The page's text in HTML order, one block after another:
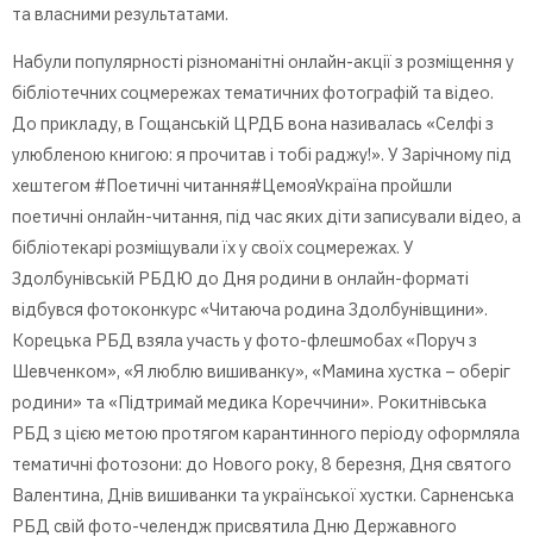
та власними результатами.
Набули популярності різноманітні онлайн-акції з розміщення у
бібліотечних соцмережах тематичних фотографій та відео.
До прикладу, в Гощанській ЦРДБ вона називалась «Селфі з
улюбленою книгою: я прочитав і тобі раджу!». У Зарічному під
хештегом #Поетичні читання#ЦемояУкраїна пройшли
поетичні онлайн-читання, під час яких діти записували відео, а
бібліотекарі розміщували їх у своїх соцмережах. У
Здолбунівській РБДЮ до Дня родини в онлайн-форматі
відбувся фотоконкурс «Читаюча родина Здолбунівщини».
Корецька РБД взяла участь у фото-флешмобах «Поруч з
Шевченком», «Я люблю вишиванку», «Мамина хустка – оберіг
родини» та «Підтримай медика Кореччини». Рокитнівська
РБД з цією метою протягом карантинного періоду оформляла
тематичні фотозони: до Нового року, 8 березня, Дня святого
Валентина, Днів вишиванки та української хустки. Сарненська
РБД свій фото-челендж присвятила Дню Державного